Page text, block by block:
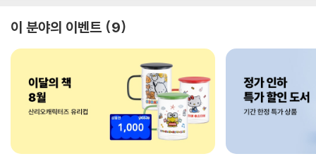
이 분야의 이벤트 9